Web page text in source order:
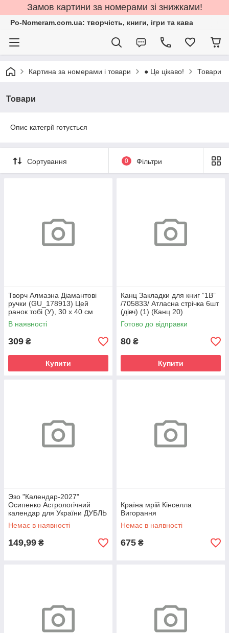
Замов картини за номерами зі знижками!
Po-Nomeram.com.ua: творчість, книги, ігри та кава
Картина за номерами і товари ● Це цікаво! Товари
Товари
Опис категрії готується
Сортування 0 Фільтри
Творч Алмазна Діамантові
ручки (GU_178913) Цей
ранок тобі (У), 30 х 40 см
В наявності
309 ₴
Купити
Канц Закладки для книг ”1В”
/705833/ Атласна стрічка 6шт
(дівч) (1) (Канц 20)
Готово до відправки
80 ₴
Купити
Эзо "Календар-2027"
Осипенко Астрологічний
календар для України ДУБЛЬ
316956
Немає в наявності
149,99 ₴
Країна мрій Кінселла
Вигорання
Немає в наявності
675 ₴